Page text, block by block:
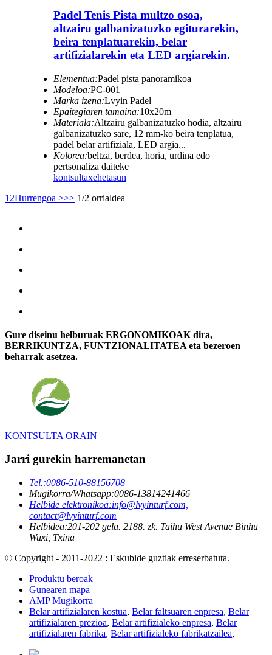
Padel Tenis Pista multzo osoa,
altzairu galbanizatuzko egiturarekin,
beira tenplatuarekin, belar
artifizialarekin eta LED argiarekin.
Elementua:Padel pista panoramikoa
Modeloa:PC-001
Marka izena:Lvyin Padel
Epaitegiaren tamaina:10x20m
Materiala:Altzairu galbanizatuzko hodia, altzairu
galbanizatuzko sare, 12 mm-ko beira tenplatua,
padel belar artifiziala, LED argia...
Kolorea:beltza, berdea, horia, urdina edo
pertsonaliza daiteke
kontsultaxehetasun
1 2Hurrengoa >>> 1/2 orrialdea
Gure diseinu helburuak ERGONOMIKOAK dira,
BERRIKUNTZA, FUNTZIONALITATEA eta bezeroen
beharrak asetzea.
KONTSULTA ORAIN
Jarri gurekin harremanetan
Tel.:0086-510-88156708
Mugikorra/Whatsapp:0086-13814241466
Helbide elektronikoa:info@lvyinturf.com,
contact@lvyinturf.com
Helbidea:201-202 gela. 2188. zk. Taihu West Avenue Binhu
Wuxi, Txina
© Copyright - 2011-2022 : Eskubide guztiak erreserbatuta.
Produktu beroak
Gunearen mapa
AMP Mugikorra
Belar artifizialaren kostua, Belar faltsuaren enpresa, Belar
artifizialaren prezioa, Belar artifizialeko enpresa, Belar
artifizialaren fabrika, Belar artifizialeko fabrikatzailea,